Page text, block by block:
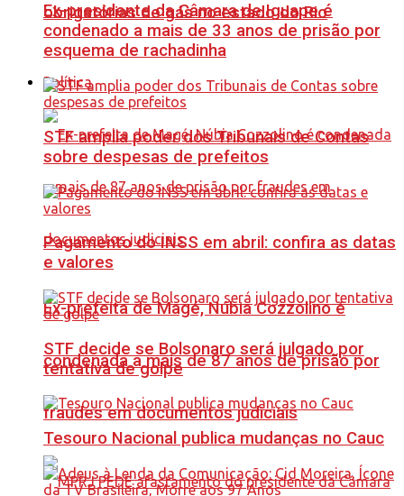
obrigatórias de gás no estado do Rio
Política
Ex-prefeita de Magé, Núbia Cozzolino é
condenada a mais de 87 anos de prisão por
fraudes em documentos judiciais
Ex-presidente da Câmara de Iguape é
condenado a mais de 33 anos de prisão por
esquema de rachadinha
STF amplia poder dos Tribunais de Contas
sobre despesas de prefeitos
Pagamento do INSS em abril: confira as datas
e valores
STF decide se Bolsonaro será julgado por
tentativa de golpe
Tesouro Nacional publica mudanças no Cauc